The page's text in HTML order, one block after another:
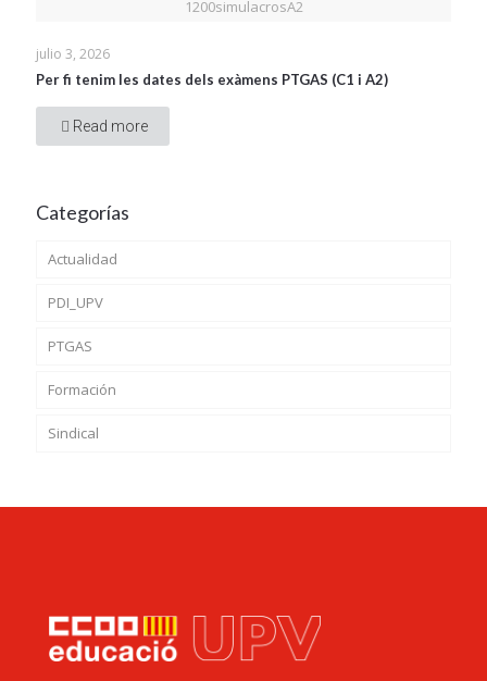
1200simulacrosA2
julio 3, 2026
Per fi tenim les dates dels exàmens PTGAS (C1 i A2)
Read more
Categorías
Actualidad
PDI_UPV
PTGAS
Formación
Sindical